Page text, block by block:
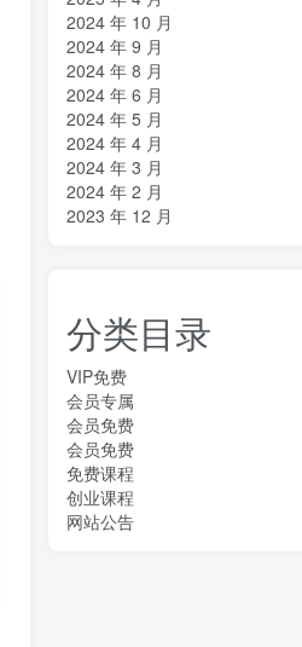
2024 年 10 月
2024 年 9 月
2024 年 8 月
2024 年 6 月
2024 年 5 月
2024 年 4 月
2024 年 3 月
2024 年 2 月
2023 年 12 月
分类目录
VIP免费
会员专属
会员免费
会员免费
免费课程
创业课程
网站公告